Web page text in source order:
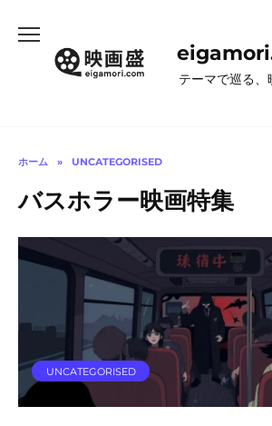
テーマで巡る、
ホーム » UNCATEGORISED
バスホラー映画特集
UNCATEGORISED